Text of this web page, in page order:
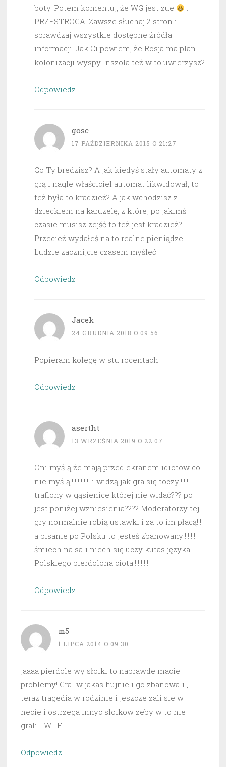
boty. Potem komentuj, że WG jest zue
.
PRZESTROGA: Zawsze słuchaj 2 stron i
sprawdzaj wszystkie dostępne źródła
informacji. Jak Ci powiem, że Rosja ma plan
kolonizacji wyspy Inszola też w to uwierzysz?
Odpowiedz
gosc
17 PAŹDZIERNIKA 2015 O 21:27
Co Ty bredzisz? A jak kiedyś stały automaty z
grą i nagle właściciel automat likwidował, to
też była to kradzież? A jak wchodzisz z
dzieckiem na karuzelę, z której po jakimś
czasie musisz zejść to też jest kradzież?
Przecież wydałeś na to realne pieniądze!
Ludzie zacznijcie czasem myśleć.
Odpowiedz
Jacek
24 GRUDNIA 2018 O 09:56
Popieram kolegę w stu rocentach
Odpowiedz
asertht
13 WRZEŚNIA 2019 O 22:07
Oni myślą że mają przed ekranem idiotów co
nie myślą!!!!!!!!!!!!! i widzą jak gra się toczy!!!!!!
trafiony w gąsienice której nie widać??? po
jest poniżej wzniesienia???? Moderatorzy tej
gry normalnie robią ustawki i za to im płacą!!!
a pisanie po Polsku to jesteś zbanowany!!!!!!!!!
śmiech na sali niech się uczy kutas języka
Polskiego pierdolona ciota!!!!!!!!!!!
Odpowiedz
m5
1 LIPCA 2014 O 09:30
jaaaa pierdole wy słoiki to naprawde macie
problemy! Gral w jakas hujnie i go zbanowali ,
teraz tragedia w rodzinie i jeszcze zali sie w
necie i ostrzega innyc sloikow zeby w to nie
grali… WTF
Odpowiedz